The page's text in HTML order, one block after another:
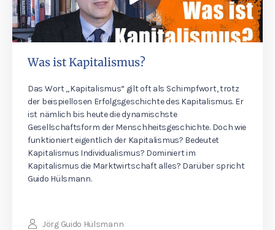
Was ist Kapitalismus?
Das Wort „Kapitalismus“ gilt oft als Schimpfwort, trotz
der beispiellosen Erfolgsgeschichte des Kapitalismus. Er
ist nämlich bis heute die dynamischste
Gesellschaftsform der Menschheitsgeschichte. Doch wie
funktioniert eigentlich der Kapitalismus? Bedeutet
Kapitalismus Individualismus? Dominiert im
Kapitalismus die Marktwirtschaft alles? Darüber spricht
Guido Hülsmann.
Jörg Guido Hülsmann